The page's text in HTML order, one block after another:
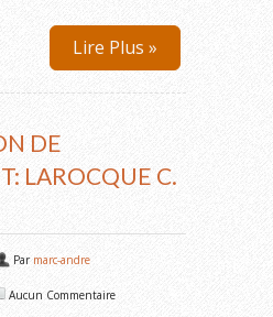
Lire Plus »
DE
LAROCQUE C.
Par marc-andre
Aucun Commentaire